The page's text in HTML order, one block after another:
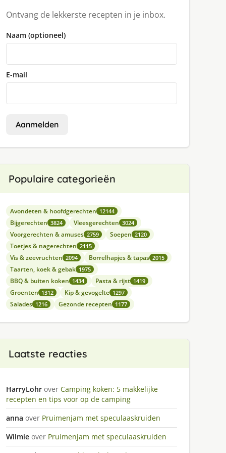
Ontvang de lekkerste recepten in je inbox.
Naam (optioneel)
E-mail
Aanmelden
Populaire categorieën
Avondeten & hoofdgerechten 12144
Bijgerechten 3824 Vleesgerechten 3024
Voorgerechten & amuses 2759 Soepen 2120
Toetjes & nagerechten 2115
Vis & zeevruchten 2094 Borrelhapjes & tapas 2015
Taarten, koek & gebak 1975
BBQ & buiten koken 1434 Pasta & rijst 1419
Groenten 1312 Kip & gevogelte 1297
Salades 1216 Gezonde recepten 1177
Laatste reacties
HarryLohr over Camping koken: 5 makkelijke
recepten en tips voor op de camping
anna over Pruimenjam met speculaaskruiden
Wilmie over Pruimenjam met speculaaskruiden